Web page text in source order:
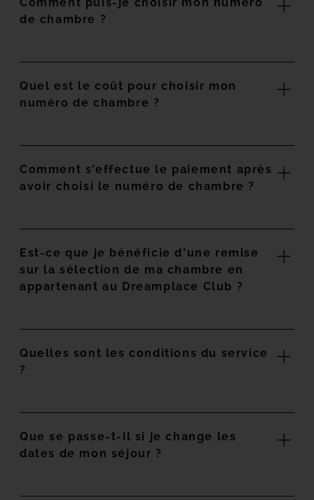
de chambre ?
Quel est le coût pour choisir mon
numéro de chambre ?
Comment s'effectue le paiement après
avoir choisi le numéro de chambre ?
Est-ce que je bénéficie d'une remise
sur la sélection de ma chambre en
appartenant au Dreamplace Club ?
Quelles sont les conditions du service
?
Que se passe-t-il si je change les
dates de mon séjour ?